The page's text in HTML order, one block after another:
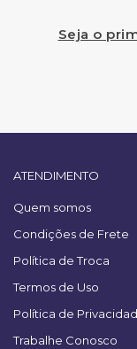
Seja o
ATENDIMENTO
Quem somos
Condições de Frete
Política de Troca
Termos de Uso
Política de
Trabalhe Conosco